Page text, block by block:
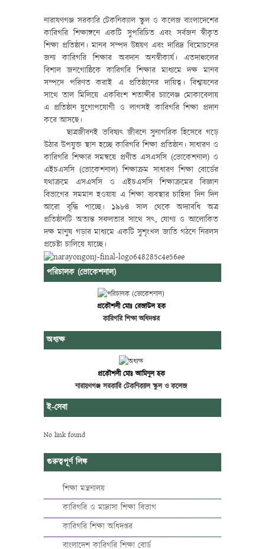
নারাযণগঞ্জ সরকারি টেকনিক্যাল স্কুল ও কলেজ বাংলাদেশের
কারিগরি শিক্ষাঙ্গনে একটি সুপরিচিত এবং সর্বজন স্বীকৃত
শিক্ষা প্রতিষ্ঠান। মানব সম্পদ উন্নয়ণ এবং দারিদ্র বিমোচনের
জন্য কারিগরি শিক্ষার অবদান অনস্বীকার্য। এতদাঞ্চলের
বিশাল জনগোষ্ঠিকে কারিগরি শিক্ষার মাধ্যমে দক্ষ মানব
সম্পদে পরিণত করাই এ প্রতিষ্ঠানের দায়িত্ব। বিশ্বায়নের
সাথে তাল মিলিয়ে একবিংশ শতাব্দীর চ্যালেঞ্জ মোকাবেলায়
এ প্রতিষ্ঠান যুগোপযোগী ও লাগসই কারিগরি শিক্ষা প্রদান
করে আসছে।
ছাত্রজীবনই ভবিষ্যৎ জীবনে সুনাগরিক হিসেবে গড়ে
উঠার উপযুক্ত স্থান হচ্ছে কারিগরি শিক্ষা প্রতিষ্ঠান। সাধারণ ও
কারিগরি শিক্ষার সমন্বয়ে প্রণীত এসএসসি (ভোকেশনাল) ও
এইচএসসি (ভোকেশনাল) শিক্ষাক্রম সাধারণ শিক্ষা বোর্ডের
যথাক্রমে এসএসসি ও এইচএসসি শিক্ষাক্রমের বিজ্ঞান
বিভাগের সমমান হওয়ায় এ শিক্ষা ব্যবস্থার চাহিদা দিন দিন
আরো বৃদ্ধি পাচ্ছে। ১৯৮৪ সাল থেকে অদ্যাবধি অত্র
প্রতিষ্ঠানটি অত্যন্ত সফলতার সাথে সৎ, যোগ্য ও আলোকিত
দক্ষ মানুষ গড়ার মাধ্যমে একটি সুশৃংখল জাতি গঠনে নিরলস
প্রচেষ্টা চালিয়ে যাচ্ছে।
পরিচালক (ভোকেশনাল)
প্রকৌশলী মোঃ রেজাউল হক
কারিগরি শিক্ষা অধিদপ্তর
অধ্যক্ষ
প্রকৌশলী মোঃ আমিনুল হক
নারায়ণগঞ্জ সরকারি টেকনিক্যাল স্কুল ও কলেজ
ই-সেবা
No link found
গুরুত্বপূর্ণ লিঙ্ক
শিক্ষা মন্ত্রনালয়
কারিগরি ও মাদ্রাসা শিক্ষা বিভাগ
কারিগরি শিক্ষা অধিদপ্তর
বাংলাদেশ কারিগরি শিক্ষা বোর্ড